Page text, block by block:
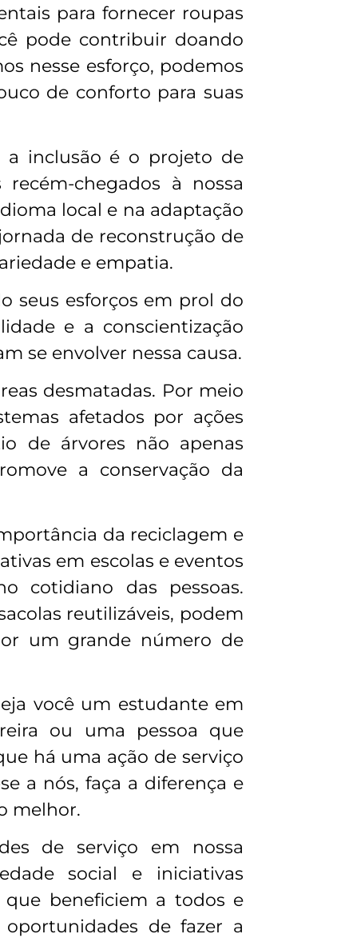
para fornecer roupas
pode contribuir doando
nesse esforço, podemos
de conforto para suas
a inclusão é o projeto de
chegados à nossa
local e na adaptação
de reconstrução de
e empatia.
seus esforços em prol do
e a conscientização
se envolver nessa causa.
desmatadas. Por meio
afetados por ações
de árvores não apenas
a conservação da
da reciclagem e
em escolas e eventos
cotidiano das pessoas.
reutilizáveis, podem
um grande número de
você um estudante em
ou uma pessoa que
há uma ação de serviço
a nós, faça a diferença e
melhor.
de serviço em nossa
social e iniciativas
que beneficiem a todos e
de fazer a